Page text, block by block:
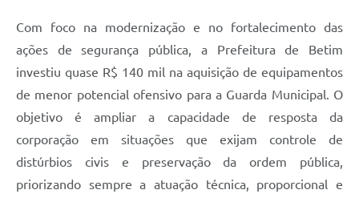
Com foco na modernização e no fortalecimento das
ações de segurança pública, a Prefeitura de Betim
investiu quase R$ 140 mil na aquisição de equipamentos
de menor potencial ofensivo para a Guarda Municipal. O
objetivo é ampliar a capacidade de resposta da
corporação em situações que exijam controle de
distúrbios civis e preservação da ordem pública,
priorizando sempre a atuação técnica, proporcional e